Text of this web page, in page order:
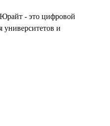
- это цифровой
университетов и